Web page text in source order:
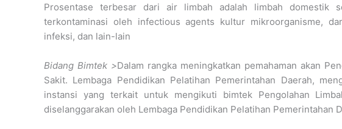
Prosentase terbesar dari air limbah adalah limbah domestik
terkontaminasi oleh infectious agents kultur mikroorganisme,
infeksi, dan lain-lain
Bidang Bimtek >Dalam rangka meningkatkan pemahaman akan
Sakit. Lembaga Pendidikan Pelatihan Pemerintahan Daerah,
instansi yang terkait untuk mengikuti bimtek Pengolahan
diselanggarakan oleh Lembaga Pendidikan Pelatihan Pemerintahan